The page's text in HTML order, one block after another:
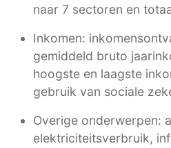
naar 7 sectoren en
Inkomen:
gemiddeld bruto
hoogste en laagste
gebruik van sociale
Overige onderwerpen:
elektriciteitsverbruik,